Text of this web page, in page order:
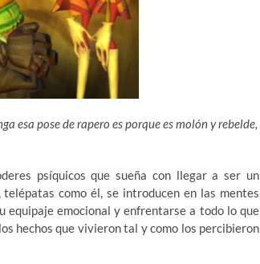
esa pose de rapero es porque es molón y rebelde,
psíquicos que sueña con llegar a ser un
como él, se introducen en las mentes
equipaje emocional y enfrentarse a todo lo que
hechos que vivieron tal y como los percibieron